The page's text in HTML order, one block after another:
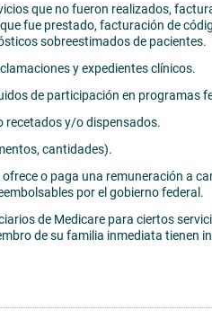
que no fueron realizados,
fue prestado, facturación de
sobreestimados de pacientes.
y expedientes clínicos.
de participación en programas
recetados y/o dispensados.
cantidades).
o paga una remuneración a
por el gobierno federal.
de Medicare para ciertos
de su familia inmediata tienen